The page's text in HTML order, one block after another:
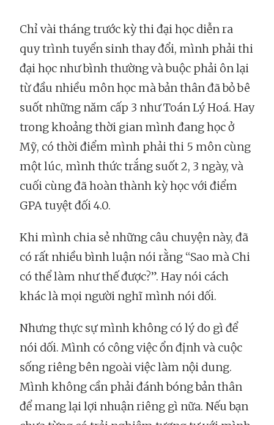
Chỉ vài tháng trước kỳ thi đại học diễn ra
quy trình tuyển sinh thay đổi, mình phải thi
đại học như bình thường và buộc phải ôn lại
từ đầu nhiều môn học mà bản thân đã bỏ bê
suốt những năm cấp 3 như Toán Lý Hoá. Hay
trong khoảng thời gian mình đang học ở
Mỹ, có thời điểm mình phải thi 5 môn cùng
một lúc, mình thức trắng suốt 2, 3 ngày, và
cuối cùng đã hoàn thành kỳ học với điểm
GPA tuyệt đối 4.0.
Khi mình chia sẻ những câu chuyện này, đã
có rất nhiều bình luận nói rằng “Sao mà Chi
có thể làm như thế được?”. Hay nói cách
khác là mọi người nghĩ mình nói dối.
Nhưng thực sự mình không có lý do gì để
nói dối. Mình có công việc ổn định và cuộc
sống riêng bên ngoài việc làm nội dung.
Mình không cần phải đánh bóng bản thân
để mang lại lợi nhuận riêng gì nữa. Nếu bạn